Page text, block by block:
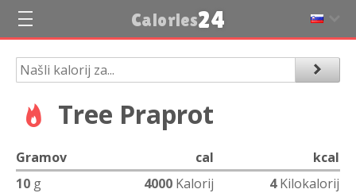
Calories24
Tree Praprot
Gramov cal
kcal
10 g 4000 Kalorij 4Kilokalorij